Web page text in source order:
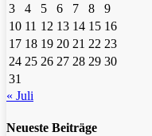
3
4 5 6 7 8
9
10 11 12 13 14 15 16
17 18 19 20 21 22 23
24 25 26 27 28 29 30
31
« Juli
Neueste Beiträge